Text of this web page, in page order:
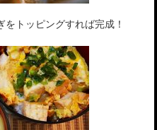
トッピングすれば完成！